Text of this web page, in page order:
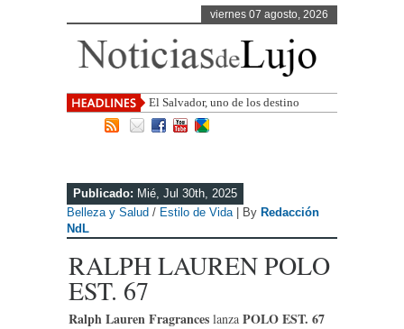
viernes 07 agosto, 2026
El Salvador, uno de los destinos con
mayor proyección de C
Publicado: Mié, Jul 30th, 2025
Belleza y Salud / Estilo de Vida| By Redacción
NdL
RALPH LAUREN POLO
EST. 67
Ralph Lauren Fragrances lanza POLO EST. 67